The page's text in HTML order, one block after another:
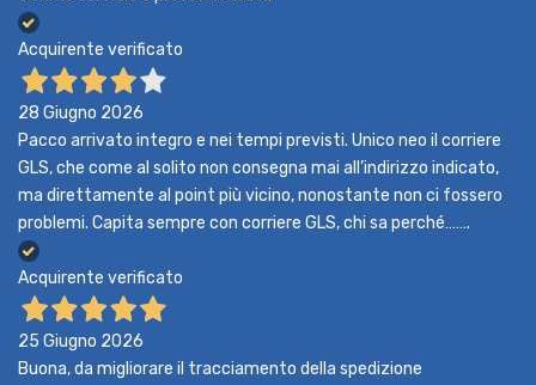
Acquirente verificato
28 Giugno 2026
Pacco arrivato integro e nei tempi previsti. Unico neo il corriere
GLS, che come al solito non consegna mai all’indirizzo indicato,
ma direttamente al point più vicino, nonostante non ci fossero
problemi. Capita sempre con corriere GLS, chi sa perché…….
Acquirente verificato
25 Giugno 2026
Buona, da migliorare il tracciamento della spedizione